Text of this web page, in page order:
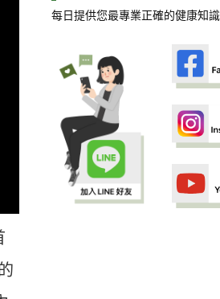
每日提供您最專業正確的健康知識